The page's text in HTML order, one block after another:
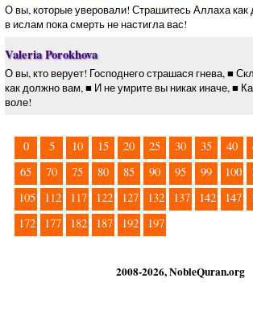
О вы, которые уверовали! Страшитесь Аллаха как
в ислам пока смерть не настигла вас!
Valeria Porokhova
О вы, кто верует! Господнего страшася гнева, ■
как должно вам, ■ И не умрите вы никак иначе, ■
воле!
0 5 10 15 20 25 30 35 40
65
70 75 80 85 90 95 99 100
105
112 117 122 127 132 137 142 147
172
177 182 187 192 197
2008-2026, NobleQuran.org